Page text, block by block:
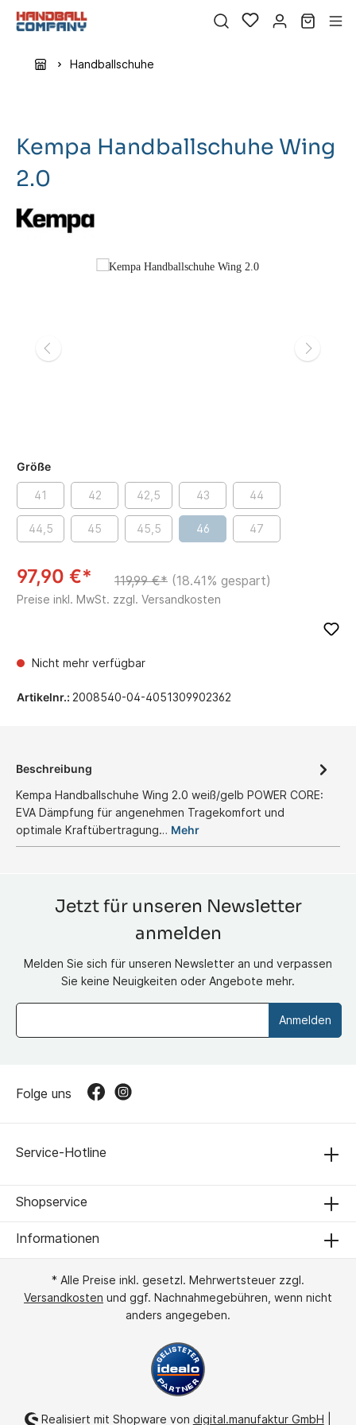
Handballschuhe
Kempa Handballschuhe Wing
2.0
97,90 €* 119,99 €* (18.41% gespart)
Preise inkl. MwSt. zzgl. Versandkosten
Nicht mehr verfügbar
Größe
41 42 42,5 43 44
44,5 45 45,5 46 47
Artikelnr.: 2008540-04-4051309902362
Beschreibung
Kempa Handballschuhe Wing 2.0 weiß/gelb POWER CORE:
EVA Dämpfung für angenehmen Tragekomfort und
optimale Kraftübertragung… Mehr
Jetzt für unseren Newsletter
anmelden
Melden Sie sich für unseren Newsletter an und verpassen
Sie keine Neuigkeiten oder Angebote mehr.
Anmelden
Service-Hotline
Folge uns
Shopservice
Informationen
* Alle Preise inkl. gesetzl. Mehrwertsteuer zzgl.
Versandkosten und ggf. Nachnahmegebühren, wenn nicht
anders angegeben.
Realisiert mit Shopware von digital.manufaktur GmbH